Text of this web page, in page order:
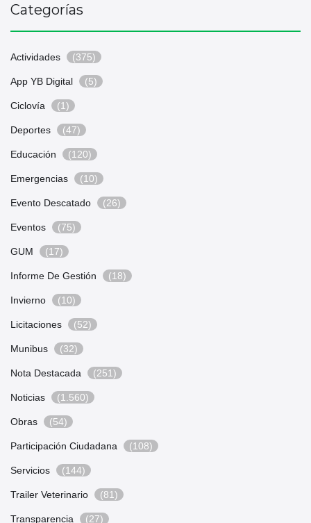
Categorías
Actividades (375)
App YB Digital (5)
Ciclovía (1)
Deportes (47)
Educación (120)
Emergencias (10)
Evento Descatado (26)
Eventos (75)
GUM (17)
Informe De Gestión (18)
Invierno (10)
Licitaciones (52)
Munibus (32)
Nota Destacada (251)
Noticias (1.560)
Obras (54)
Participación Ciudadana (108)
Servicios (144)
Trailer Veterinario (81)
Transparencia (27)